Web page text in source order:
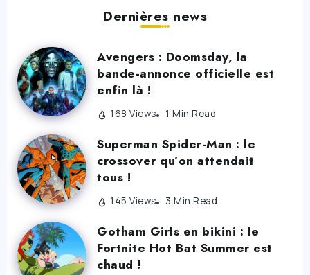
Dernières news
Avengers : Doomsday, la
bande-annonce officielle est
enfin là !
168 Views 1 Min Read
Superman Spider-Man : le
crossover qu’on attendait
tous !
145 Views 3 Min Read
Gotham Girls en bikini : le
Fortnite Hot Bat Summer est
chaud !